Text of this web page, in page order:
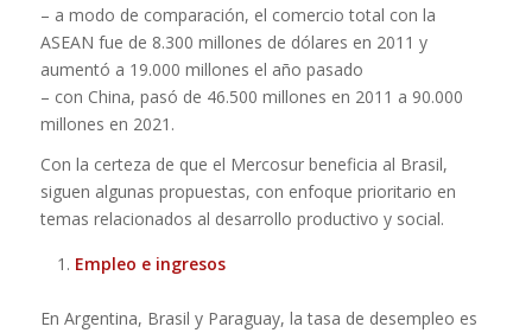
– a modo de comparación, el comercio total con la
ASEAN fue de 8.300 millones de dólares en 2011 y
aumentó a 19.000 millones el año pasado
– con China, pasó de 46.500 millones en 2011 a 90.000
millones en 2021.
Con la certeza de que el Mercosur beneficia al Brasil,
siguen algunas propuestas, con enfoque prioritario en
temas relacionados al desarrollo productivo y social.
Empleo e ingresos
En Argentina, Brasil y Paraguay, la tasa de desempleo es